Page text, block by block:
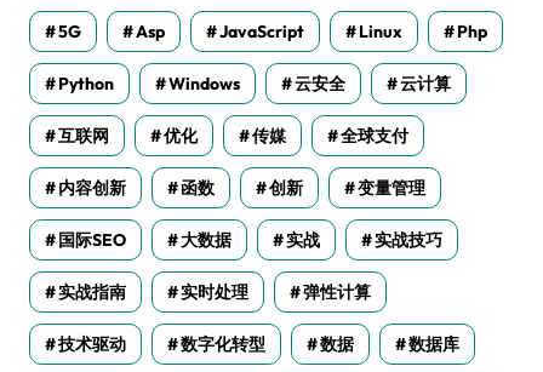
5G Asp JavaScript Linux Php
Python Windows 云安全 云计算
互联网 优化 传媒 全球支付
内容创新 函数 创新 变量管理
国际SEO 大数据 实战 实战技巧
实战指南 实时处理 弹性计算
技术驱动 数字化转型 数据 数据库